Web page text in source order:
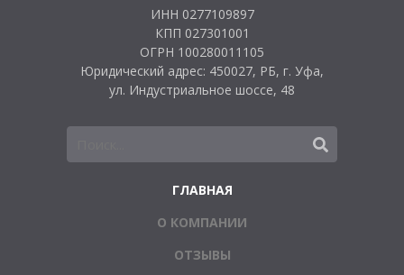
ИНН 0277109897
КПП 027301001
ОГРН 100280011105
Юридический адрес: 450027, РБ, г. Уфа,
ул. Индустриальное шоссе, 48
ГЛАВНАЯ
О КОМПАНИИ
ОТЗЫВЫ